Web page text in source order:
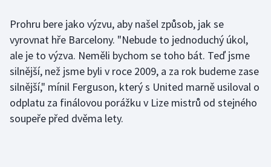
Lezení
Lyže a snowboard
Moderní pětiboj
Prohru bere jako výzvu, aby našel způsob, jak se
vyrovnat hře Barcelony. "Nebude to jednoduchý úkol,
ale je to výzva. Neměli bychom se toho bát. Teď jsme
silnější, než jsme byli v roce 2009, a za rok budeme zase
silnější," mínil Ferguson, který s United marně usiloval o
odplatu za finálovou porážku v Lize mistrů od stejného
soupeře před dvěma lety.